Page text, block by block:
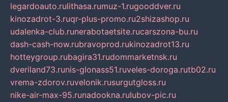
legardoauto.rulithasa.rumuz-1.rugooddver.ru
kinozadrot-3.ruqr-plus-promo.ru2shizashop.ru
udalenka-club.runerabotaetsite.rucarszona-bu.ru
dash-cash-now.rubravoprod.rukinozadrot13.ru
hotteygroup.rubagira31.rudommarketnsk.ru
dveriland73.runis-glonass51.ruveles-doroga.rutb02.ru
vrema-zdorov.ruvelonik.rusurgutgloss.ru
nike-air-max-95.runadookna.rulubov-pic.ru